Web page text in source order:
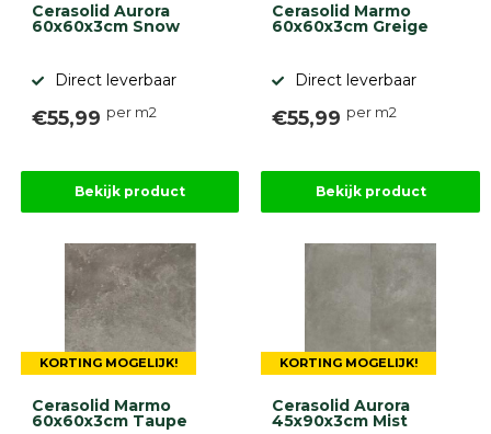
bestrating
bestrating
Muurelementen
Straatklinkers
Opsluitbanden
Betonbanden
Palissades
Tuinaarde
Halfverharding
Afwatering
diversen
Cerasolid Aurora
60x60x3cm Snow
Direct leverbaar
€55,99 per m2
Bekijk product
Cerasolid Marmo
60x60x3cm Greige
Direct leverbaar
€55,99 per m2
Bekijk product
KORTING MOGELIJK!
Cerasolid Marmo
60x60x3cm Taupe
KORTING MOGELIJK!
Cerasolid Aurora
45x90x3cm Mist